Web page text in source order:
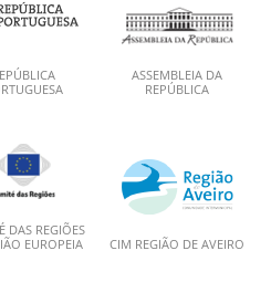
ASSEMBLEIA DA
REPÚBLICA
DAS REGIÕES
EUROPEIA
CIM REGIÃO DE AVEIRO